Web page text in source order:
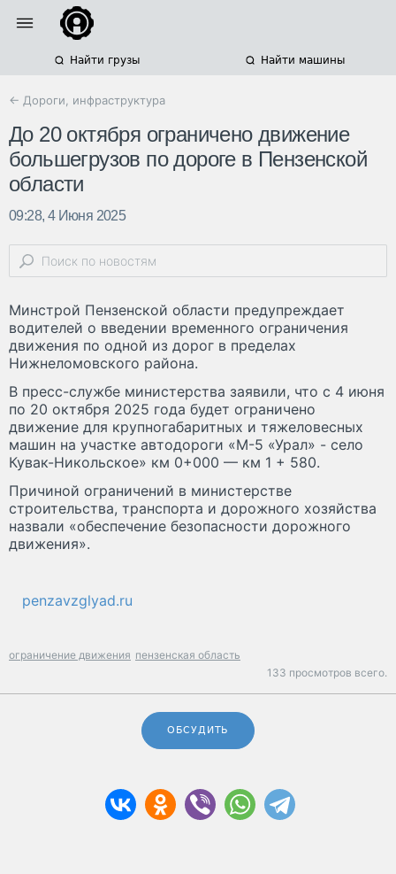
Найти грузы Найти машины
← Дороги, инфраструктура
До 20 октября ограничено движение
большегрузов по дороге в Пензенской
области
09:28, 4 Июня 2025
Минстрой Пензенской области предупреждает
водителей о введении временного ограничения
движения по одной из дорог в пределах
Нижнеломовского района.
В пресс-службе министерства заявили, что с 4 июня
по 20 октября 2025 года будет ограничено
движение для крупногабаритных и тяжеловесных
машин на участке автодороги «М-5 «Урал» - село
Кувак-Никольское» км 0+000 — км 1 + 580.
Причиной ограничений в министерстве
строительства, транспорта и дорожного хозяйства
назвали «обеспечение безопасности дорожного
движения».
penzavzglyad.ru
ограничение движения пензенская область
133 просмотров всего.
ОБСУДИТЬ